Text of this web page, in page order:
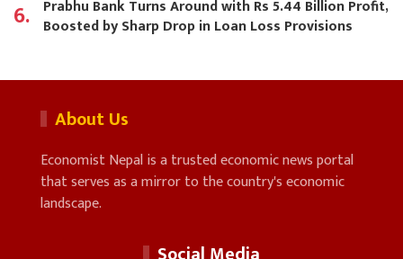
6. Prabhu Bank Turns Around with Rs 5.44 Billion Profit,
Boosted by Sharp Drop in Loan Loss Provisions
About Us
Economist Nepal is a trusted economic news portal
that serves as a mirror to the country's economic
landscape.